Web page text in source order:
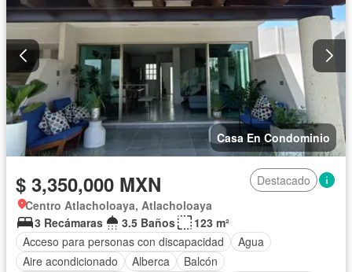
Casa En Condominio
$ 3,350,000 MXN
Destacado
Centro Atlacholoaya, Atlacholoaya
3 Recámaras
3.5 Baños
123 m²
Acceso para personas con discapacidad
Agua
Aire acondicionado
Alberca
Balcón